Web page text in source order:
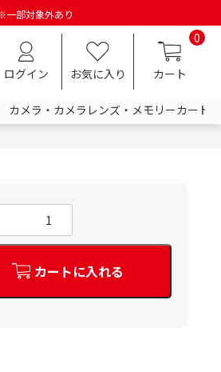
一部対象外あり
ログイン お気に入り
0
カート
カメラ・カメラレンズ・メモリーカード
カートに入れる